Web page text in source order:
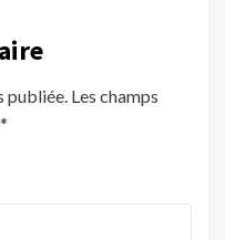
publiée. Les champs
*